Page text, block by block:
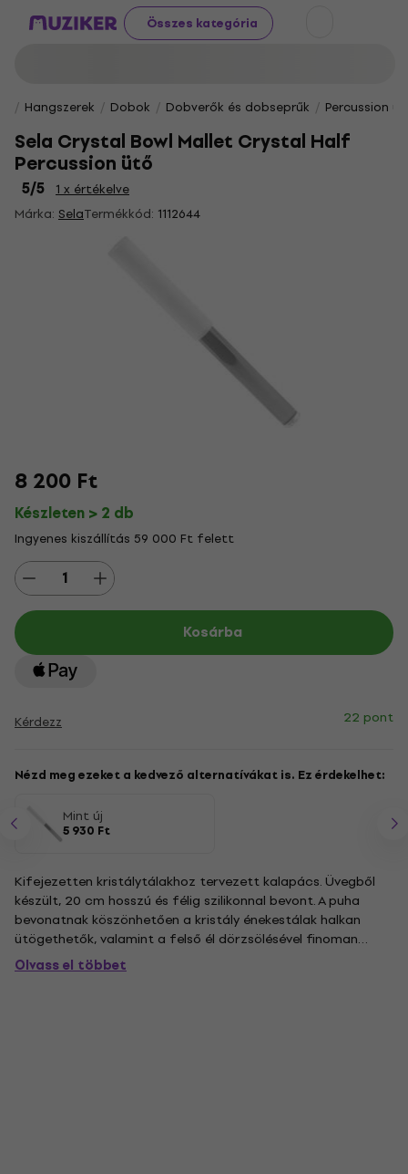
Összes kategória
Hangszerek Dobok Dobverők és dobseprűk Percussion
Sela Crystal Bowl Mallet Crystal Half
Percussion ütő
5/5
1 x értékelve
Márka: SelaTermékkód: 1112644
8 200 Ft
Készleten > 2 db
Ingyenes kiszállítás 59 000 Ft felett
Kosárba
Kérdezz 22 pont
Nézd meg ezeket a kedvező alternatívákat is. Ez érdekelhet:
Mint új
5 930 Ft
Kifejezetten kristálytálakhoz tervezett kalapács. Üvegből
készült, 20 cm hosszú és félig szilikonnal bevont. A puha
bevonatnak köszönhetően a kristály énekestálak halkan
ütögethetők, valamint a felső él dörzsölésével finoman
vibrálhatók. Az ütés technikájától és intenzitásától függően
a kalapács különböző hangokat ad ki. Ez egy rendkívül
Olvass el többet